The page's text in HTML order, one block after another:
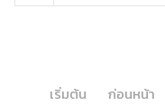
เริ่มต้น ก่อนหน้า